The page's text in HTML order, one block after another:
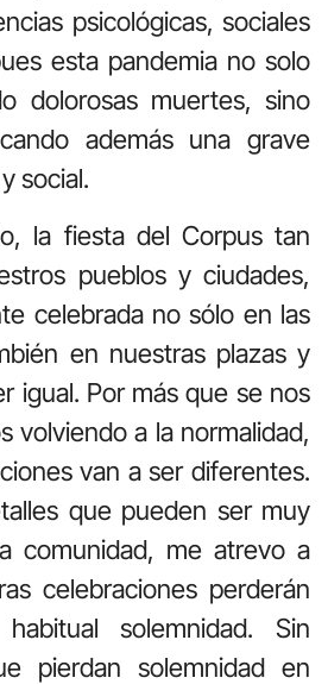
psicológicas, sociales
esta pandemia no solo
dolorosas muertes, sino
además una grave
social.
la fiesta del Corpus tan
pueblos y ciudades,
celebrada no sólo en las
en nuestras plazas y
igual. Por más que se nos
volviendo a la normalidad,
van a ser diferentes.
que pueden ser muy
comunidad, me atrevo a
celebraciones perderán
solemnidad. Sin
pierdan solemnidad en